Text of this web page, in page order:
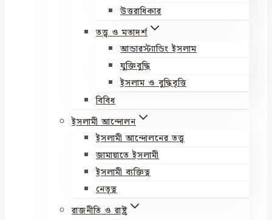
উত্তরাধিকার
তত্ত্ব ও মতাদর্শ
আন্ডারস্ট্যান্ডিং ইসলাম
যুক্তিবুদ্ধি
ইসলাম ও বুদ্ধিবৃত্তি
বিবিধ
ইসলামী আন্দোলন
ইসলামী আন্দোলনের তত্ত্ব
জামায়াতে ইসলামী
ইসলামী ব্যক্তিত্ব
নেতৃত্ব
রাজনীতি ও রাষ্ট্র